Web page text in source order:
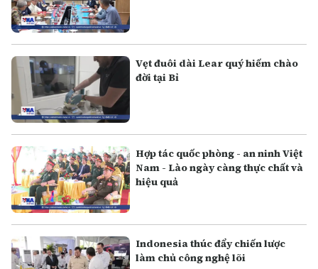
Vẹt đuôi dài Lear quý hiếm chào
đời tại Bỉ
Hợp tác quốc phòng - an ninh Việt
Nam - Lào ngày càng thực chất và
hiệu quả
Indonesia thúc đẩy chiến lược
làm chủ công nghệ lõi